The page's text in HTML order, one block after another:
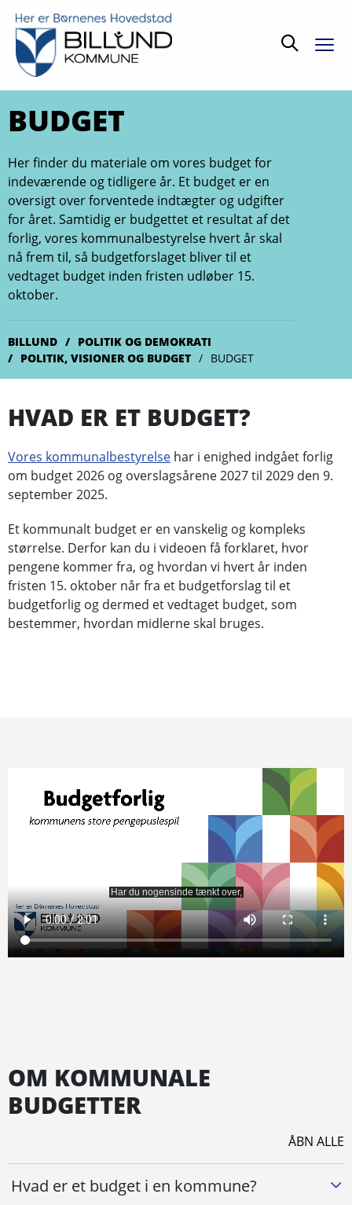
Søg
BUDGET
Her finder du materiale om vores budget for
indeværende og tidligere år. Et budget er en
oversigt over forventede indtægter og udgifter
for året. Samtidig er budgettet et resultat af det
forlig, vores kommunalbestyrelse hvert år skal
nå frem til, så budgetforslaget bliver til et
vedtaget budget inden fristen udløber 15.
oktober.
BILLUND
POLITIK OG DEMOKRATI
POLITIK, VISIONER OG BUDGET
BUDGET
HVAD ER ET BUDGET?
Vores kommunalbestyrelse har i enighed indgået forlig
om budget 2026 og overslagsårene 2027 til 2029 den 9.
september 2025.
Et kommunalt budget er en vanskelig og kompleks
størrelse. Derfor kan du i videoen få forklaret, hvor
pengene kommer fra, og hvordan vi hvert år inden
fristen 15. oktober når fra et budgetforslag til et
budgetforlig og dermed et vedtaget budget, som
bestemmer, hvordan midlerne skal bruges.
OM KOMMUNALE
BUDGETTER
ÅBN ALLE
Hvad er et budget i en kommune?